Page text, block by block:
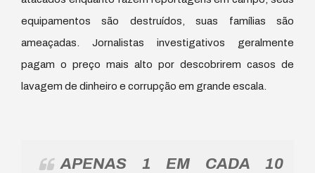
equipamentos são destruídos, suas famílias são
ameaçadas. Jornalistas investigativos geralmente
pagam o preço mais alto por descobrirem casos de
lavagem de dinheiro e corrupção em grande escala.
APENAS 1 EM CADA 10